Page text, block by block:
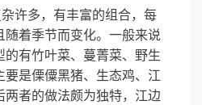
许多，有丰富的组合，每
随着季节而变化。一般来说
的有竹叶菜、蔓菁菜、野生
要是傈僳黑猪、生态鸡、江
者的做法颇为独特，江边